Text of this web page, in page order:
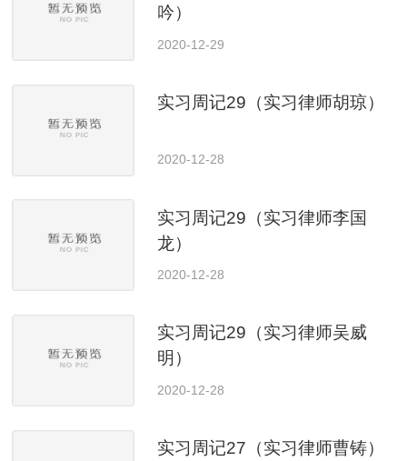
吟）
2020-12-29
实习周记29（实习律师胡琼）
2020-12-28
实习周记29（实习律师李国
龙）
2020-12-28
实习周记29（实习律师吴威
明）
2020-12-28
实习周记27（实习律师曹铸）